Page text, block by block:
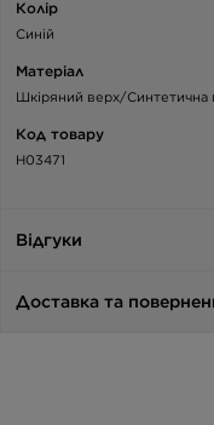
Колір
Синій
Матеріал
Шкіряний верх/Синтетична
Код товару
H03471
Відгуки
Доставка та